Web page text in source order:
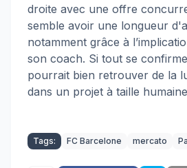
droite avec une offre
semble avoir une longueur
notamment grâce à
son coach. Si tout se
pourrait bien retrouver de la
dans un projet à taille
Tags: FC Barcelone mercato